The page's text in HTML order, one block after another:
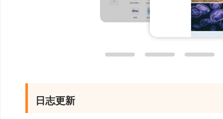
【标签组清晰预览】
1、新增标签组预览功
2、光标移动至标签
日志更新